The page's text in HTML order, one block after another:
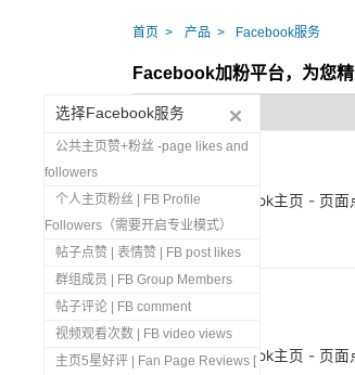
首页 产品 Facebook服务
Facebook加粉平台，为您
1269 Facebook主页 - 页
1268 Facebook主页 - 页
选择Facebook服务
公共主页赞+粉丝 -page likes and
followers
个人主页粉丝 | FB Profile
Followers（需要开启专业模式）
帖子点赞 | 表情赞 | FB post likes
群组成员 | FB Group Members
帖子评论 | FB comment
视频观看次数 | FB video views
主页5星好评 | Fan Page Reviews [